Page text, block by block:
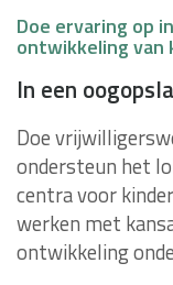
Doe ervaring op
ontwikkeling van
In een
Doe
ondersteun het
centra voor
werken met
ontwikkeling